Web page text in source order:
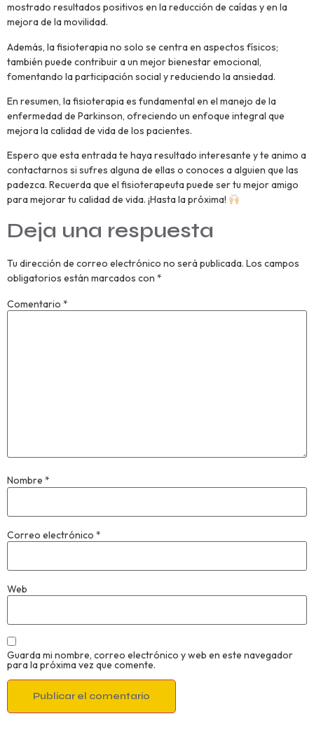
mostrado resultados positivos en la reducción de caídas y en la
mejora de la movilidad.
Además, la fisioterapia no solo se centra en aspectos físicos;
también puede contribuir a un mejor bienestar emocional,
fomentando la participación social y reduciendo la ansiedad.
En resumen, la fisioterapia es fundamental en el manejo de la
enfermedad de Parkinson, ofreciendo un enfoque integral que
mejora la calidad de vida de los pacientes.
Espero que esta entrada te haya resultado interesante y te animo a
contactarnos si sufres alguna de ellas o conoces a alguien que las
padezca. Recuerda que el fisioterapeuta puede ser tu mejor amigo
para mejorar tu calidad de vida. ¡Hasta la próxima!
Deja una respuesta
Tu dirección de correo electrónico no será publicada. Los campos
obligatorios están marcados con *
Comentario *
Nombre *
Correo electrónico *
Web
Guarda mi nombre, correo electrónico y web en este navegador
para la próxima vez que comente.